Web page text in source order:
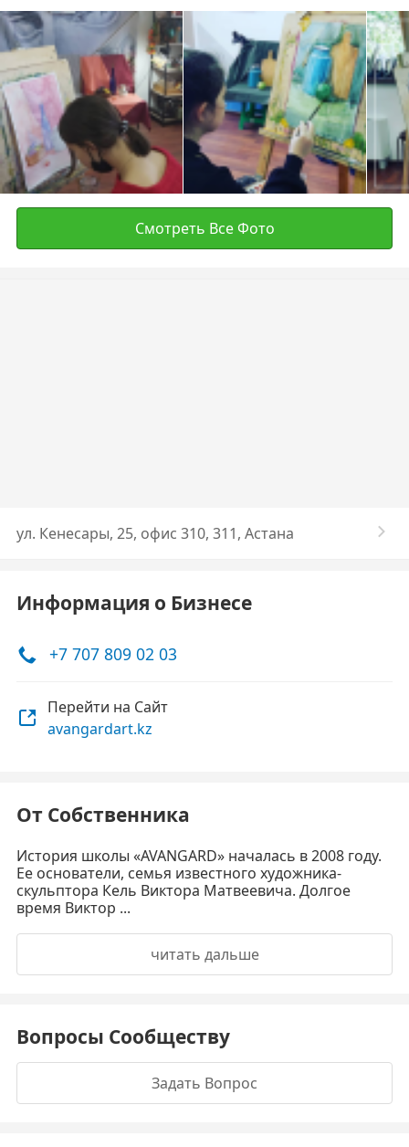
Смотреть Все Фото
ул. ​Кенесары, 25, ​офис 310, 311, Астана
Информация о Бизнесе
+7 707 809 02 03
Перейти на Сайт
avangardart.kz
От Собственника
История школы «AVANGARD» началась в 2008 году.
Ее основатели, семья известного художника-
скульптора Кель Виктора Матвеевича. Долгое
время Виктор ...
читать дальше
Вопросы Сообществу
Задать Вопрос